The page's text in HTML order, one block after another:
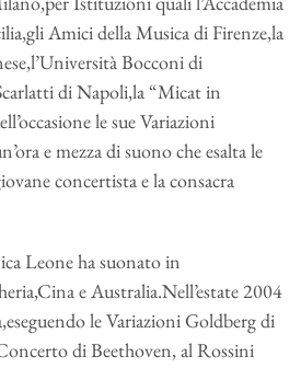
Amici della Musica di Firenze,la
Bocconi di
di Napoli,la “Micat in
le sue Variazioni
e mezza di suono che esalta le
concertista e la consacra
Leone ha suonato in
e Australia.Nell’estate 2004
le Variazioni Goldberg di
di Beethoven, al Rossini